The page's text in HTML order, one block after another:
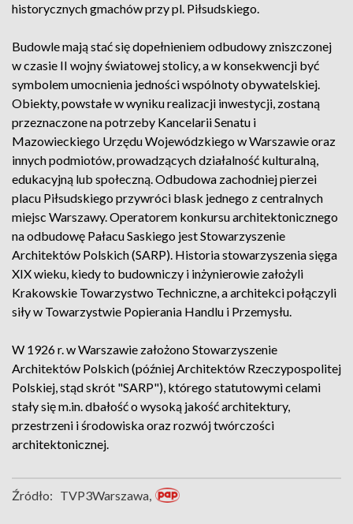
historycznych gmachów przy pl. Piłsudskiego.
Budowle mają stać się dopełnieniem odbudowy zniszczonej
w czasie II wojny światowej stolicy, a w konsekwencji być
symbolem umocnienia jedności wspólnoty obywatelskiej.
Obiekty, powstałe w wyniku realizacji inwestycji, zostaną
przeznaczone na potrzeby Kancelarii Senatu i
Mazowieckiego Urzędu Wojewódzkiego w Warszawie oraz
innych podmiotów, prowadzących działalność kulturalną,
edukacyjną lub społeczną. Odbudowa zachodniej pierzei
placu Piłsudskiego przywróci blask jednego z centralnych
miejsc Warszawy. Operatorem konkursu architektonicznego
na odbudowę Pałacu Saskiego jest Stowarzyszenie
Architektów Polskich (SARP). Historia stowarzyszenia sięga
XIX wieku, kiedy to budowniczy i inżynierowie założyli
Krakowskie Towarzystwo Techniczne, a architekci połączyli
siły w Towarzystwie Popierania Handlu i Przemysłu.
W 1926 r. w Warszawie założono Stowarzyszenie
Architektów Polskich (później Architektów Rzeczypospolitej
Polskiej, stąd skrót "SARP"), którego statutowymi celami
stały się m.in. dbałość o wysoką jakość architektury,
przestrzeni i środowiska oraz rozwój twórczości
architektonicznej.
Źródło: TVP3Warszawa,